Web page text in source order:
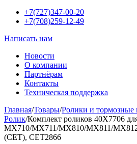
+7(727)347-00-20
+7(708)259-12-49
Написать нам
Новости
О компании
Партнёрам
Контакты
Техническая поддержка
Главная/Товары/Ролики и тормозные
Ролик/Комплект роликов 40X7706
MX710/MX711/MX810/MX811/
(CET), CET2866